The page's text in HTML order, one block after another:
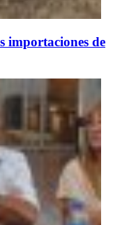
importaciones de